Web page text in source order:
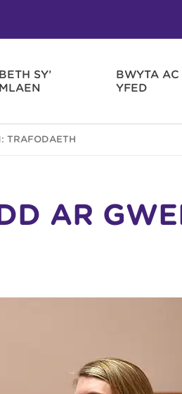
BETH SY’
MLAEN
BWYTA AC
YFED
TRAFODAETH
AR